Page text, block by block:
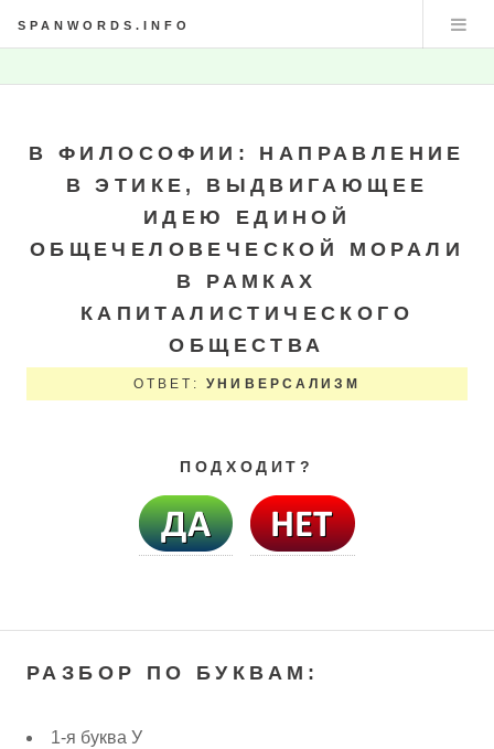
SPANWORDS.INFO
В ФИЛОСОФИИ: НАПРАВЛЕНИЕ
В ЭТИКЕ, ВЫДВИГАЮЩЕЕ
ИДЕЮ ЕДИНОЙ
ОБЩЕЧЕЛОВЕЧЕСКОЙ МОРАЛИ
В РАМКАХ
КАПИТАЛИСТИЧЕСКОГО
ОБЩЕСТВА
ОТВЕТ:УНИВЕРСАЛИЗМ
ПОДХОДИТ?
РАЗБОР ПО БУКВАМ:
1-я буква У